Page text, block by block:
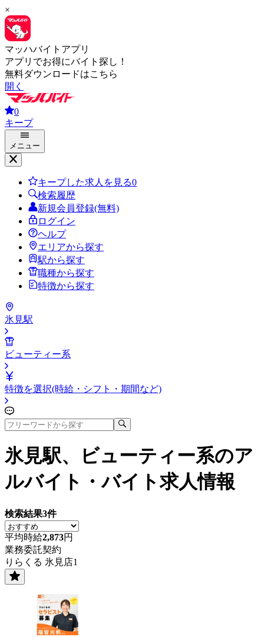
×
マッハバイトアプリ
アプリでお得にバイト探し！
無料ダウンロードはこちら
開く
0
キープ
メニュー
キープした求人を見る0
検索履歴
新規会員登録(無料)
ログイン
ヘルプ
エリアから探す
駅から探す
職種から探す
特徴から探す
氷見駅
ビューティー系
特徴を選択(時給・シフト・期間など)
氷見駅、ビューティー系のア
ルバイト・バイト求人情報
検索結果3件
平均時給2,873円
業務委託契約
りらくる 氷見店1